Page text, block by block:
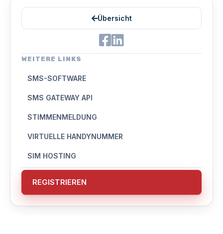
Übersicht
WEITERE LINKS
SMS-SOFTWARE
SMS GATEWAY API
STIMMENMELDUNG
VIRTUELLE HANDYNUMMER
SIM HOSTING
REGISTRIEREN